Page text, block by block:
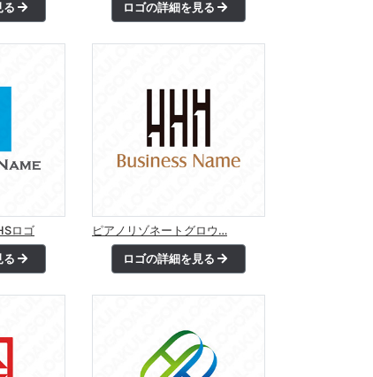
る ロゴの詳細を見る
ロゴ
る
ピアノリゾネートグロウ…
ロゴの詳細を見る